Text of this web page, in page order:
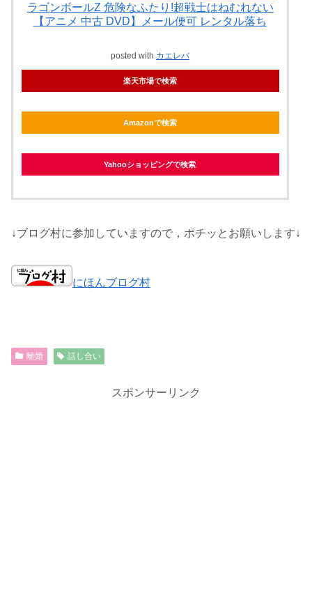
ラゴンボールZ 危険なふたり!超戦士はねむれない
【アニメ 中古 DVD】メール便可 レンタル落ち
posted with カエレバ
楽天市場で検索
Amazonで検索
Yahooショッピングで検索
↓ブログ村に参加していますので，ポチッとお願いします↓
にほんブログ村
離婚 話し合い
スポンサーリンク